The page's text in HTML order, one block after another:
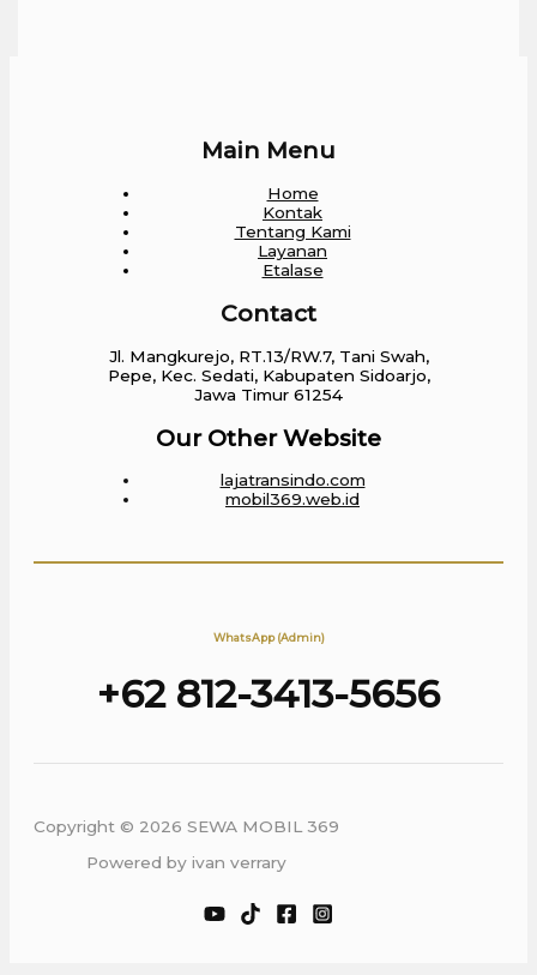
Main Menu
Home
Kontak
Tentang Kami
Layanan
Etalase
Contact
Jl. Mangkurejo, RT.13/RW.7, Tani Swah,
Pepe, Kec. Sedati, Kabupaten Sidoarjo,
Jawa Timur 61254
Our Other Website
lajatransindo.com
mobil369.web.id
WhatsApp (Admin)
+62 812-3413-5656
Copyright © 2026 SEWA MOBIL 369
Powered by ivan verrary